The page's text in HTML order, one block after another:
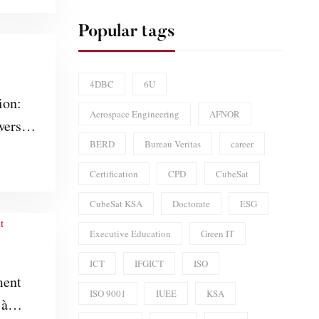
Popular tags
4DBC 6U
Aerospace Engineering AFNOR
BERD Bureau Veritas career
Certification CPD CubeSat
CubeSat KSA Doctorate ESG
Executive Education Green IT
ICT IFGICT ISO
ISO 9001 IUEE KSA